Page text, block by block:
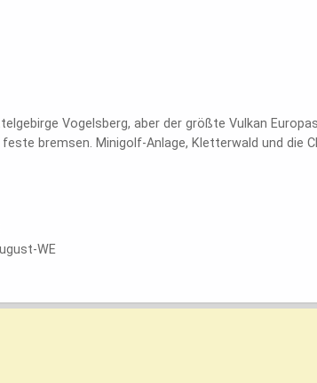
Vogelsberg, aber der größte Vulkan
bremsen. Minigolf-Anlage, Kletterwald und die
WE